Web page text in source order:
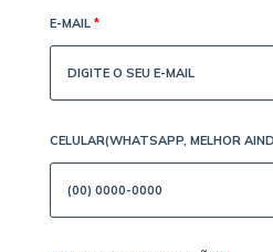
E-MAIL *
CELULAR(WHATSAPP, MELHOR